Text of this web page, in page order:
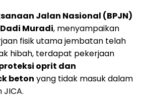
Jalan Nasional (BPJN)
Dadi Muradi, menyampaikan
fisik utama jembatan telah
hibah, terdapat pekerjaan
oprit dan
beton yang tidak masuk dalam